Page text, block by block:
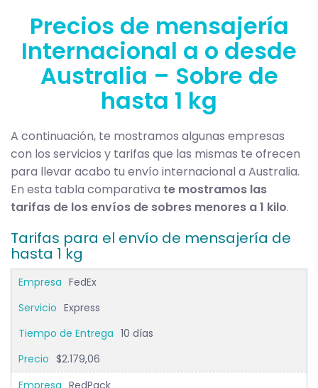
Precios de mensajería
Internacional a o desde
Australia – Sobre de
hasta 1 kg
A continuación, te mostramos algunas empresas
con los servicios y tarifas que las mismas te ofrecen
para llevar acabo tu envío internacional a Australia.
En esta tabla comparativa te mostramos las
tarifas de los envíos de sobres menores a 1 kilo.
Tarifas para el envío de mensajería de
hasta 1 kg
FedEx
Express
10 días
$2.179,06